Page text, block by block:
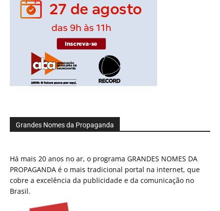
Grandes Nomes da Propaganda
Há mais 20 anos no ar, o programa GRANDES NOMES DA
PROPAGANDA é o mais tradicional portal na internet, que
cobre a excelência da publicidade e da comunicação no
Brasil.